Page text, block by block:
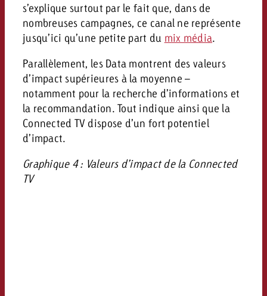
s’explique surtout par le fait que, dans de
nombreuses campagnes, ce canal ne représente
jusqu’ici qu’une petite part du mix média.
Parallèlement, les Data montrent des valeurs
d’impact supérieures à la moyenne –
notamment pour la recherche d’informations et
la recommandation. Tout indique ainsi que la
Connected TV dispose d’un fort potentiel
d’impact.
Graphique 4 : Valeurs d’impact de la Connected
TV